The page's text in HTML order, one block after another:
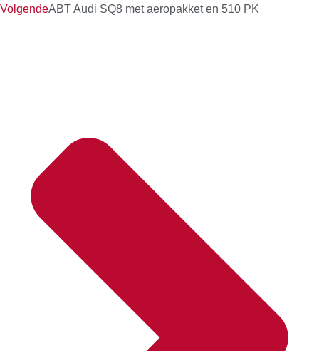
VolgendeABT Audi SQ8 met aeropakket en 510 PK